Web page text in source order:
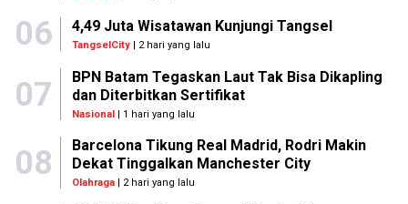
06 4,49 Juta Wisatawan Kunjungi Tangsel
TangselCity | 2 hari yang lalu
07
BPN Batam Tegaskan Laut Tak Bisa Dikapling
dan Diterbitkan Sertifikat
Nasional| 1 hari yang lalu
08
Barcelona Tikung Real Madrid, Rodri Makin
Dekat Tinggalkan Manchester City
Olahraga| 2 hari yang lalu